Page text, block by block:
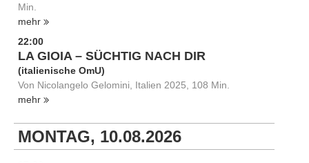
Min.
mehr
22:00
LA GIOIA – SÜCHTIG NACH DIR
(italienische OmU)
Von Nicolangelo Gelomini, Italien 2025, 108 Min.
mehr
MONTAG, 10.08.2026